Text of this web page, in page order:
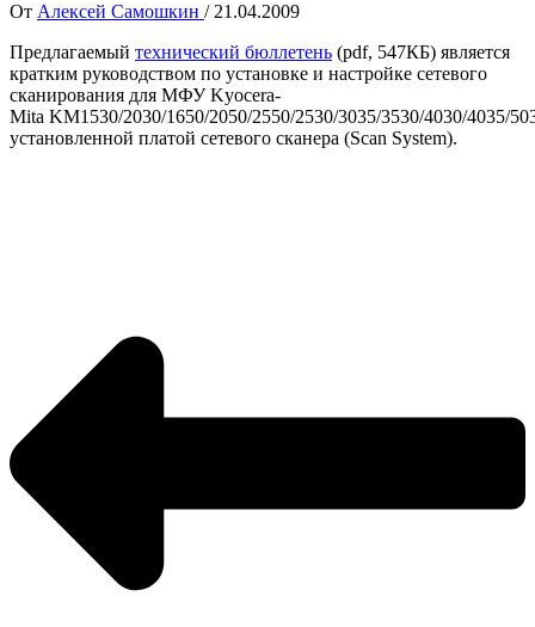
От Алексей Самошкин /21.04.2009
Предлагаемый технический бюллетень (pdf, 547КБ) является
кратким руководством по установке и настройке сетевого
сканирования для МФУ Kyocera-
Mita KM1530/2030/1650/2050/2550/2530/3035/3530/4030/4035/
установленной платой сетевого сканера (Scan System).